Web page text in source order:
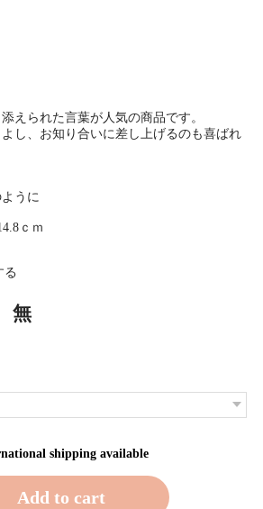
無
shipping available
Add to cart
えられた言葉が人気の商品です。
し、お知り合いに差し上げるのも喜ばれ
うに
ｃｍ
る